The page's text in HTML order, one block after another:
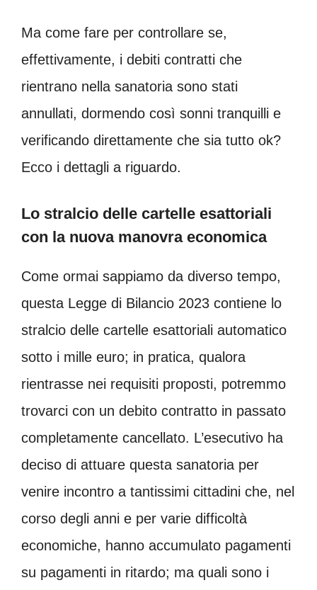
Ma come fare per controllare se,
effettivamente, i debiti contratti che
rientrano nella sanatoria sono stati
annullati, dormendo così sonni tranquilli e
verificando direttamente che sia tutto ok?
Ecco i dettagli a riguardo.
Lo stralcio delle cartelle esattoriali
con la nuova manovra economica
Come ormai sappiamo da diverso tempo,
questa Legge di Bilancio 2023 contiene lo
stralcio delle cartelle esattoriali automatico
sotto i mille euro; in pratica, qualora
rientrasse nei requisiti proposti, potremmo
trovarci con un debito contratto in passato
completamente cancellato. L’esecutivo ha
deciso di attuare questa sanatoria per
venire incontro a tantissimi cittadini che, nel
corso degli anni e per varie difficoltà
economiche, hanno accumulato pagamenti
su pagamenti in ritardo; ma quali sono i